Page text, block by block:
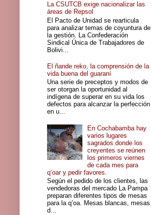
La CSUTCB exige nacionalizar las
áreas de Repsol
El Pacto de Unidad se rearticula
para analizar temas de coyuntura de
la gestión. La Confederación
Sindical Única de Trabajadores de
Bolivi...
El ñande reko, la comprensión de la
vida buena del guaraní
Una serie de preceptos y modos de
ser otorgan la oportunidad al
indígena de superar en su vida los
defectos para alcanzar la perfección
en u...
En Cochabamba hay
varios lugares
sagrados donde los
creyentes se reúnen
los primeros viernes
de cada mes para
q’oar y pedir favores.
Según el pedido de los clientes, las
vendedoras del mercado La Pampa
preparan diferentes tipos de mesas
para la q’oa. Mesas blancas, mesas
d...